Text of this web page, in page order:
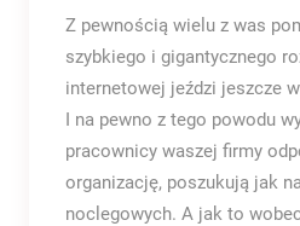
Z pewnością wielu z was
szybkiego i gigantycznego
internetowej jeździ jeszcze
I na pewno z tego powodu
pracownicy waszej firmy
organizację, poszukują jak
noclegowych. A jak to